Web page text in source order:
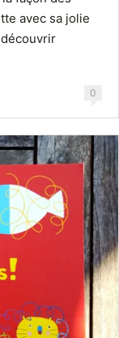
avec sa jolie
0